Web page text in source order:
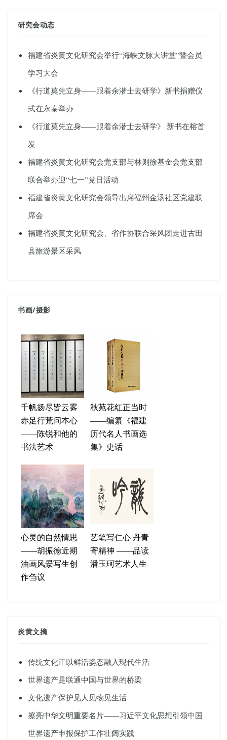
研究会动态
福建省炎黄文化研究会举行“海峡文脉大讲堂”暨会员
学习大会
《行道莫先立身——跟着余潜士去研学》新书捐赠仪
式在永泰举办
《行道莫先立身——跟着余潜士去研学》 新书在榕首
发
福建省炎黄文化研究会党支部与林则徐基金会党支部
联合举办迎“七一”党日活动
福建省炎黄文化研究会领导出席福州金汤社区党建联
席会
福建省炎黄文化研究会、省作协联合采风团走进古田
县旅游景区采风
书画/摄影
千帆扬尽皆云雾
赤足行荒问本心
——陈锐和他的
书法艺术
秋苑花红正当时
——编纂《福建
历代名人书画选
集》史话
心灵的自然情思
——胡振德近期
油画风景写生创
作刍议
艺笔写仁心 丹青
寄精神 ——品读
潘玉珂艺术人生
炎黄文摘
传统文化正以鲜活姿态融入现代生活
世界遗产是联通中国与世界的桥梁
文化遗产保护见人见物见生活
擦亮中华文明重要名片——习近平文化思想引领中国
世界遗产申报保护工作壮阔实践